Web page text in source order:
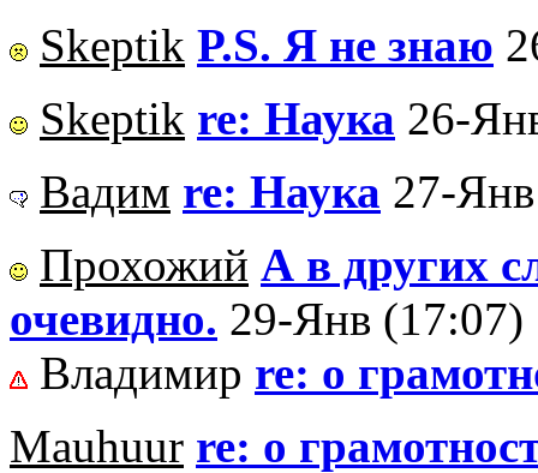
Skeptik P.S. Я не знаю
Skeptik re: Наука 26-
Вадим re: Наука 27-
Прохожий А в других
очевидно. 29-Янв (17:07)
Владимир re: о
Mauhuur re: о